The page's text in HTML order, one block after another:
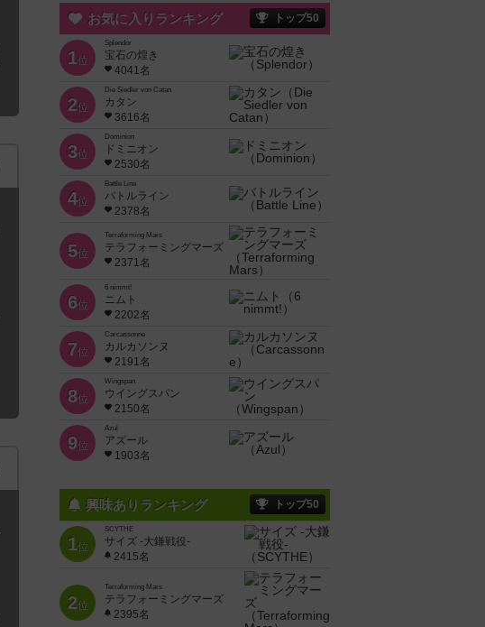
お気に入りランキング トップ50
1位
Splendor
宝石の煌き
4041名
2位
Die Siedler von Catan
カタン
3616名
3位
Dominion
ドミニオン
2530名
4位
Battle Line
バトルライン
2378名
5位
Terraforming Mars
テラフォーミングマーズ
2371名
6位
6 nimmt!
ニムト
2202名
7位
Carcassonne
カルカソンヌ
2191名
8位
Wingspan
ウイングスパン
2150名
9位
Azul
アズール
1903名
興味ありランキング トップ50
1位
SCYTHE
サイズ -大鎌戦役-
2415名
2位
Terraforming Mars
テラフォーミングマーズ
2395名